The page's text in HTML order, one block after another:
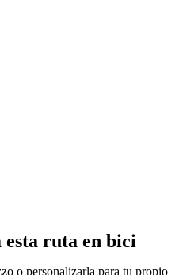
esta ruta en bici
o personalizarla para tu propio